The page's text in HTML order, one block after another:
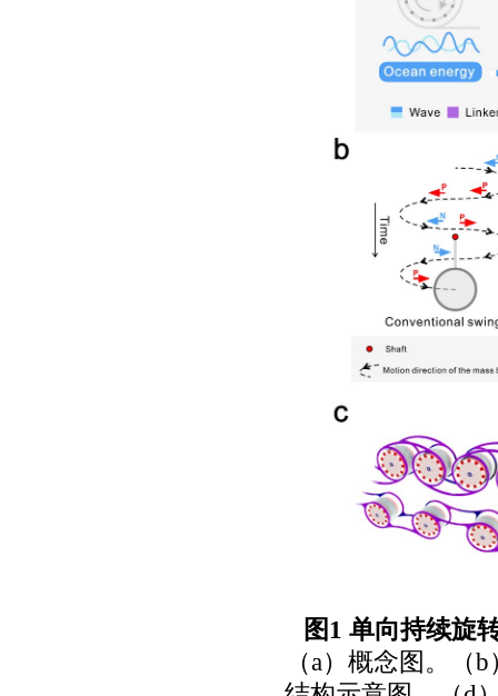
图 1 单向持续旋
（a）概念图。（b